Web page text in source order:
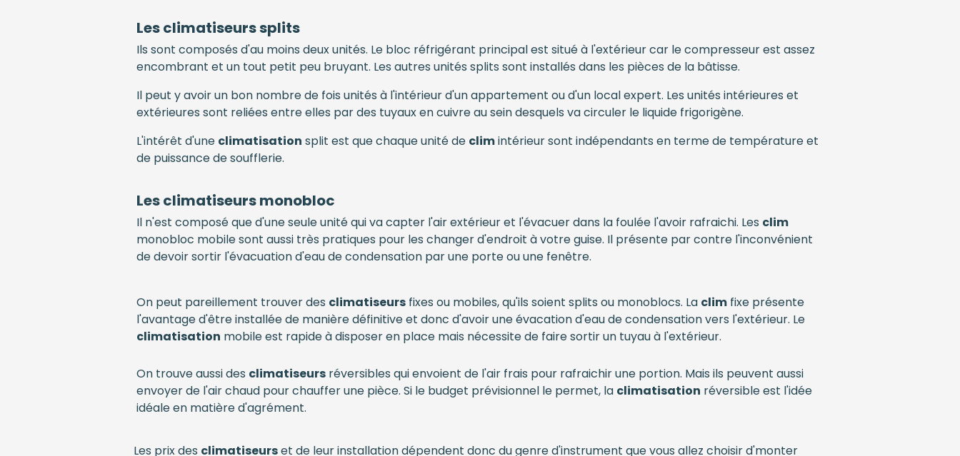
Les climatiseurs splits
Ils sont composés d'au moins deux unités. Le bloc réfrigérant principal est situé à l'extérieur car le compresseur est assez
encombrant et un tout petit peu bruyant. Les autres unités splits sont installés dans les pièces de la bâtisse.
Il peut y avoir un bon nombre de fois unités à l'intérieur d'un appartement ou d'un local expert. Les unités intérieures et
extérieures sont reliées entre elles par des tuyaux en cuivre au sein desquels va circuler le liquide frigorigène.
L'intérêt d'une climatisation split est que chaque unité de climintérieur sont indépendants en terme de température et
de puissance de soufflerie.
Les climatiseurs monobloc
Il n'est composé que d'une seule unité qui va capter l'air extérieur et l'évacuer dans la foulée l'avoir rafraichi. Les clim
monobloc mobile sont aussi très pratiques pour les changer d'endroit à votre guise. Il présente par contre l'inconvénient
de devoir sortir l'évacuation d'eau de condensation par une porte ou une fenêtre.
On peut pareillement trouver des climatiseurs fixes ou mobiles, qu'ils soient splits ou monoblocs. La clim fixe présente
l'avantage d'être installée de manière définitive et donc d'avoir une évacation d'eau de condensation vers l'extérieur. Le
climatisation mobile est rapide à disposer en place mais nécessite de faire sortir un tuyau à l'extérieur.
On trouve aussi des climatiseurs réversibles qui envoient de l'air frais pour rafraichir une portion. Mais ils peuvent aussi
envoyer de l'air chaud pour chauffer une pièce. Si le budget prévisionnel le permet, la climatisation réversible est l'idée
idéale en matière d'agrément.
Les prix des climatiseurset de leur installation dépendent donc du genre d'instrument que vous allez choisir d'monter